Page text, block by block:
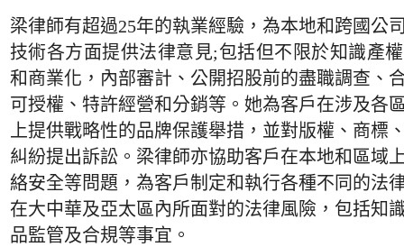
梁律師有超過25年的執業經驗，為本地和跨國公
技術各方面提供法律意見;包括但不限於知識產
和商業化，內部審計、公開招股前的盡職調查、
可授權、特許經營和分銷等。她為客戶在涉及各
上提供戰略性的品牌保護舉措，並對版權、商標
糾紛提出訴訟。梁律師亦協助客戶在本地和區域
絡安全等問題，為客戶制定和執行各種不同的法
在大中華及亞太區內所面對的法律風險，包括知
品監管及合規等事宜。